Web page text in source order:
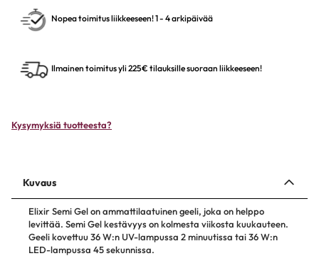
Nopea toimitus liikkeeseen! 1 - 4 arkipäivää
Ilmainen toimitus yli 225€ tilauksille suoraan liikkeeseen!
Kysymyksiä tuotteesta?
Kuvaus
Elixir Semi Gel on ammattilaatuinen geeli, joka on helppo
levittää. Semi Gel kestävyys on kolmesta viikosta kuukauteen.
Geeli kovettuu 36 W:n UV-lampussa 2 minuutissa tai 36 W:n
LED-lampussa 45 sekunnissa.